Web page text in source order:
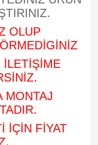
OLUP
İLETİŞİME
MONTAJ
İÇİN FİYAT